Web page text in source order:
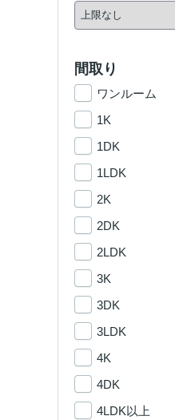
間取り
ワンルーム
1K
1DK
1LDK
2K
2DK
2LDK
3K
3DK
3LDK
4K
4DK
4LDK以上